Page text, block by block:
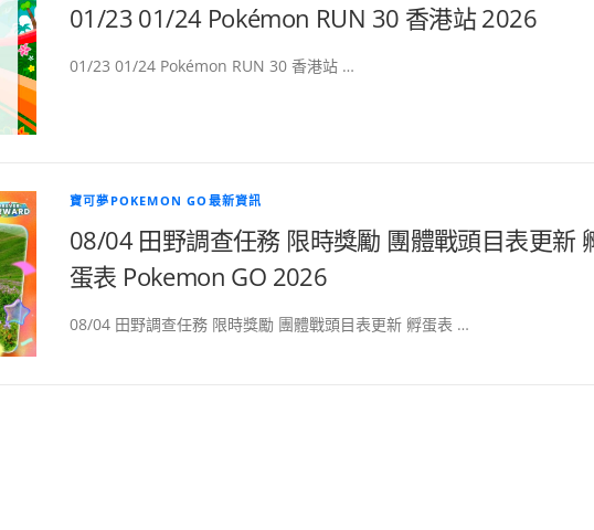
01/23 01/24 Pokémon RUN 30 香港站 2026
01/23 01/24 Pokémon RUN 30 香港站 …
寶可夢POKEMON GO最新資訊
08/04 田野調查任務 限時獎勵 團體戰頭目表更新
蛋表 Pokemon GO 2026
08/04 田野調查任務 限時獎勵 團體戰頭目表更新 孵蛋表 …